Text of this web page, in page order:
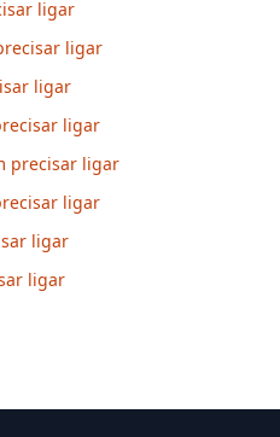
ligar
ligar
ligar
ligar
precisar ligar
ligar
ligar
ligar